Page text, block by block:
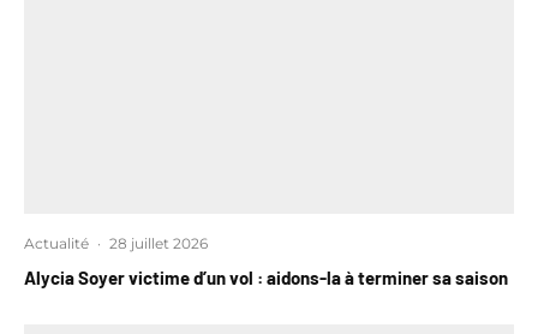
Actualité · 28 juillet 2026
Alycia Soyer victime d’un vol : aidons-la à terminer sa saison